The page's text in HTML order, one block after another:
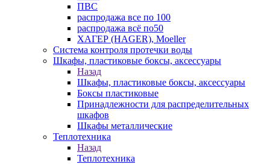
ПВС
распродажа все по 100
распродажа всё по50
ХАГЕР (HAGER), Moeller
Система контроля протечки воды
Шкафы, пластиковые боксы, аксессуары
Назад
Шкафы, пластиковые боксы, аксессуары
Боксы пластиковые
Принадлежности для распределительных
шкафов
Шкафы металлические
Теплотехника
Назад
Теплотехника